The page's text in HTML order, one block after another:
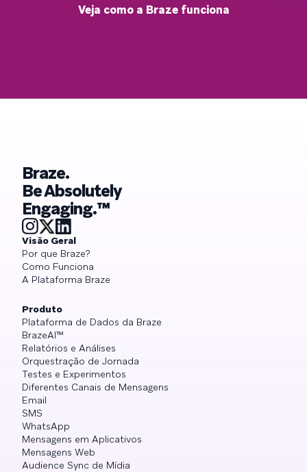
Veja como a Braze funciona
Braze.
Be Absolutely
Engaging.™
Visão Geral
Por que Braze?
Como Funciona
A Plataforma Braze
Produto
Plataforma de Dados da Braze
BrazeAI™
Relatórios e Análises
Orquestração de Jornada
Testes e Experimentos
Diferentes Canais de Mensagens
Email
SMS
WhatsApp
Mensagens em Aplicativos
Mensagens Web
Audience Sync de Mídia